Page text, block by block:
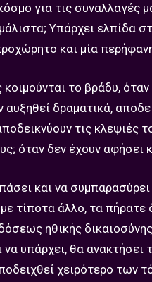
για τις συναλλαγές
Υπάρχει
και μία
το βράδυ,
αυξηθεί δραματικά,
τις κλεψιές
όταν δεν έχουν αφήσει
και να
τίποτα άλλο, τα πήρατε
ηθικής
υπάρχει, θα ανακτήσει
χειρότερο